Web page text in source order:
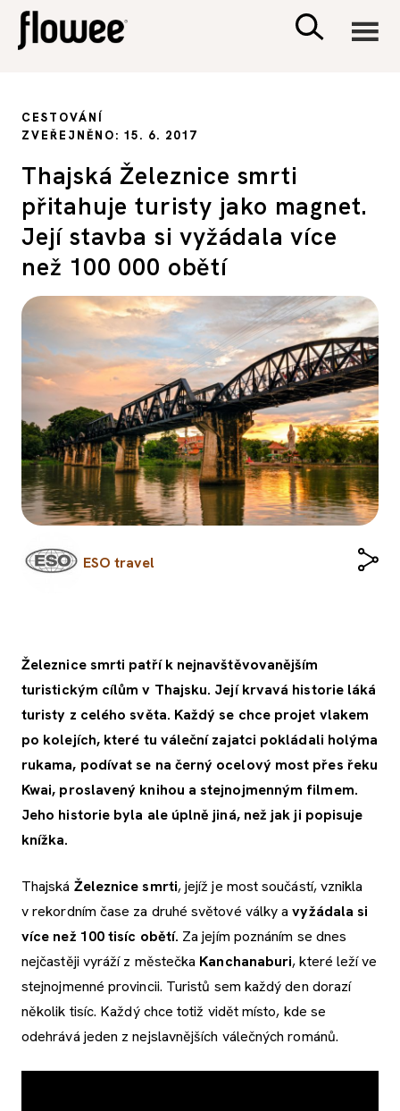
PSYCHOLOGIE
RODINA A DĚTI
SEX A VZTAHY
PORADNA
CESTOVÁNÍ
ZVEŘEJNĚNO: 15. 6. 2017
Thajská Železnice smrti
přitahuje turisty jako magnet.
Její stavba si vyžádala více
než 100 000 obětí
ESO travel
Železnice smrti patří k nejnavštěvovanějším
turistickým cílům v Thajsku. Její krvavá historie láká
turisty z celého světa. Každý se chce projet vlakem
po kolejích, které tu váleční zajatci pokládali holýma
rukama, podívat se na černý ocelový most přes řeku
Kwai, proslavený knihou a stejnojmenným filmem.
Jeho historie byla ale úplně jiná, než jak ji popisuje
knížka.
Thajská Železnice smrti, jejíž je most součástí, vznikla
v rekordním čase za druhé světové války avyžádala si
více než 100 tisíc obětí. Za jejím poznáním se dnes
nejčastěji vyráží z městečka Kanchanaburi, které leží ve
stejnojmenné provincii. Turistů sem každý den dorazí
několik tisíc. Každý chce totiž vidět místo, kde se
odehrává jeden z nejslavnějších válečných románů.